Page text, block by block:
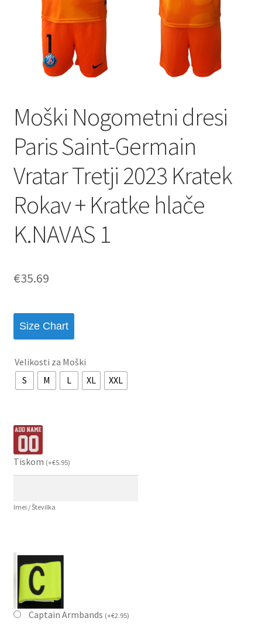
Zaključek nakupa
Moški Nogometni dresi
Paris Saint-Germain
Vratar Tretji 2023 Kratek
Rokav + Kratke hlače
K.NAVAS 1
€35.69
Size Chart
Velikosti za Moški
S
M L XL XXL
Tiskom (+€5.95)
Imei / Številka
Captain Armbands (+€2.95)